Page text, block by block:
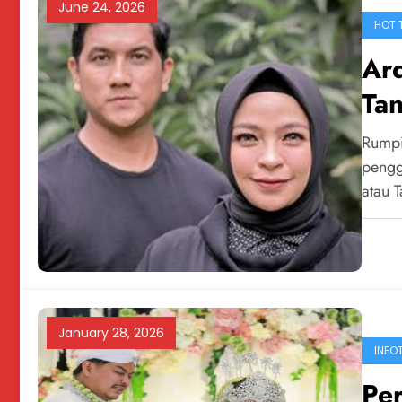
June 24, 2026
HOT
atau
January 28, 2026